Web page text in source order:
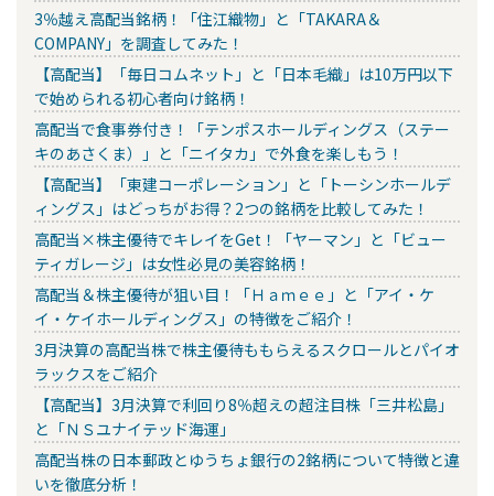
3％越え高配当銘柄！「住江織物」と「TAKARA＆
COMPANY」を調査してみた！
【高配当】「毎日コムネット」と「日本毛織」は10万円以下
で始められる初心者向け銘柄！
高配当で食事券付き！「テンポスホールディングス（ステー
キのあさくま）」と「ニイタカ」で外食を楽しもう！
【高配当】「東建コーポレーション」と「トーシンホールデ
ィングス」はどっちがお得？2つの銘柄を比較してみた！
高配当×株主優待でキレイをGet！「ヤーマン」と「ビュー
ティガレージ」は女性必見の美容銘柄！
高配当＆株主優待が狙い目！「Ｈａｍｅｅ」と「アイ・ケ
イ・ケイホールディングス」の特徴をご紹介！
3月決算の高配当株で株主優待ももらえるスクロールとパイオ
ラックスをご紹介
【高配当】3月決算で利回り8％超えの超注目株「三井松島」
と「ＮＳユナイテッド海運」
高配当株の日本郵政とゆうちょ銀行の2銘柄について特徴と違
いを徹底分析！